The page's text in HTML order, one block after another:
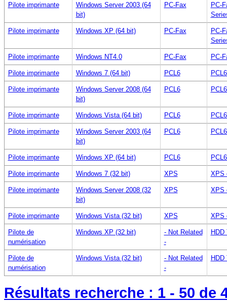
Pilote imprimante
Windows Server 2003 (64
bit)
PC-Fax
PC-
Pilote imprimante Windows XP (64 bit) PC-Fax
PC-
Pilote imprimante Windows NT4.0 PC-Fax PC-
Pilote imprimante Windows 7 (64 bit) PCL6
Pilote imprimante
Windows Server 2008 (64
bit)
PCL6
Pilote imprimante Windows Vista (64 bit) PCL6
Pilote imprimante
Windows Server 2003 (64
bit)
PCL6
Pilote imprimante Windows XP (64 bit) PCL6
Pilote imprimante Windows 7 (32 bit) XPS XPS
Pilote imprimante
Windows Server 2008 (32
bit)
XPS XPS
Pilote imprimante Windows Vista (32 bit) XPS XPS
Pilote de
numérisation
Windows XP (32 bit)
- Not Related
-
HDD
Pilote de
numérisation
Windows Vista (32 bit)
- Not Related
-
HDD
Résultats recherche : 1 - 50 de